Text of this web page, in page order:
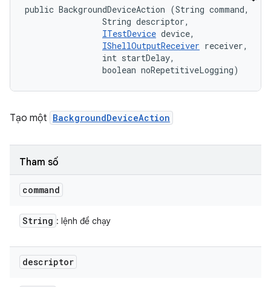
public BackgroundDeviceAction (String command,
                String descriptor,
ITestDevice device,
IShellOutputReceiver receiver,
                int startDelay,
                boolean noRepetitiveLogging)
Tạo một BackgroundDeviceAction
Tham số
command
String : lệnh để chạy
descriptor